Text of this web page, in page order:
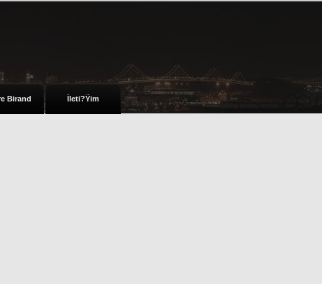
Birand İleti?Ÿim